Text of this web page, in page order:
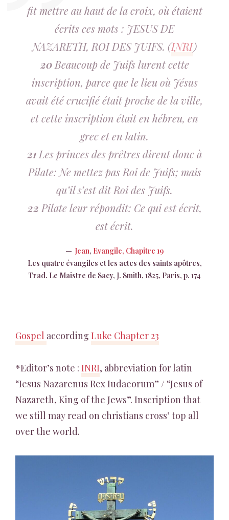
fit mettre au haut de la croix, où étaient
écrits ces mots : JESUS DE
NAZARETH, ROI DES JUIFS. (INRI)
20Beaucoup de Juifs lurent cette
inscription, parce que le lieu où Jésus
avait été crucifié était proche de la ville,
et cette inscription était en hébreu, en
grec et en latin.
21 Les princes des prêtres dirent donc à
Pilate: Ne mettez pas Roi de Juifs; mais
qu’il s’est dit Roi des Juifs.
22 Pilate leur répondit: Ce qui est écrit,
est écrit.
Jean, Evangile, Chapitre 19
Les quatre évangiles et les actes des saints apôtres,
Trad. Le Maistre de Sacy, J. Smith, 1825, Paris, p. 174
Gospel according Luke Chapter 23
*Editor’s note : INRI, abbreviation for latin
“Iesus Nazarenus Rex Iudaeorum” / “Jesus of
Nazareth, King of the Jews”. Inscription that
we still may read on christians cross’ top all
over the world.